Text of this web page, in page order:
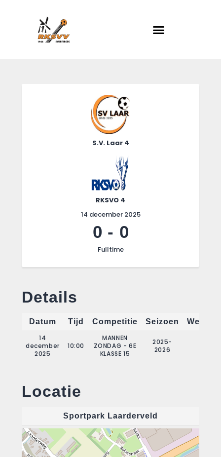
Actueel
Teams
Foto album
S.V. Laar 4
RKSVO 4
14 december 2025
0 - 0
Fulltime
Details
Datum Tijd Competitie Seizoen
14
december
2025
10:00
MANNEN
ZONDAG - 6E
KLASSE 15
2025-
2026
Locatie
Sportpark Laarderveld